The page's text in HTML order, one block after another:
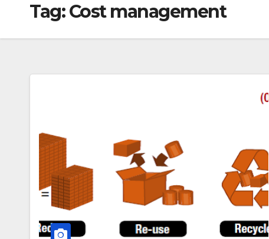
Tag:Cost management